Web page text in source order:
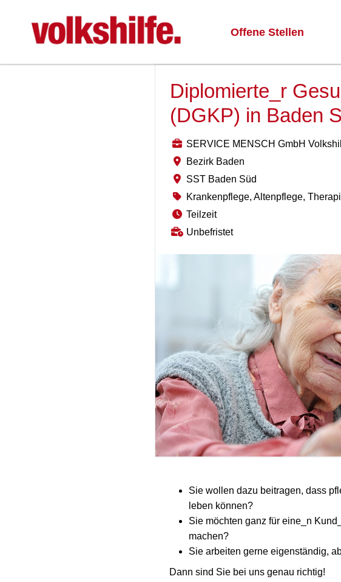
Offene Stellen
Diplomierte_r
(DGKP) in Baden
SERVICE MENSCH GmbH
Bezirk Baden
SST Baden Süd
Krankenpflege, Altenpflege,
Teilzeit
Unbefristet
Sie wollen dazu beitragen, dass
leben können?
Sie möchten ganz für eine_n
machen?
Sie arbeiten gerne eigenständig,
Dann sind Sie bei uns genau richtig!